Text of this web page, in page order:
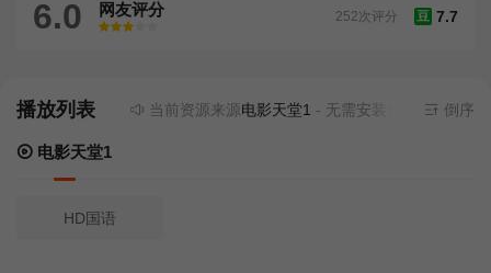
6.0 网友评分
很差
较差还行推荐力荐
豆 7.7
252次评分
播放列表 当前资源来源电影天堂1- 无需安装任何插件 倒序
电影天堂1
HD国语